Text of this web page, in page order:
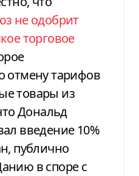
не одобрит
торговое
отмену тарифов
товары из
Дональд
введение 10%
публично
в споре с